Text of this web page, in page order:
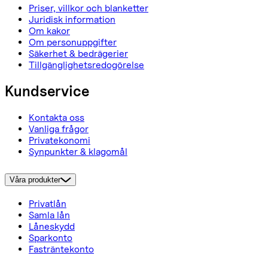
Priser, villkor och blanketter
Juridisk information
Om kakor
Om personuppgifter
Säkerhet & bedrägerier
Tillgänglighetsredogörelse
Kundservice
Kontakta oss
Vanliga frågor
Privatekonomi
Synpunkter & klagomål
Våra produkter
Privatlån
Samla lån
Låneskydd
Sparkonto
Fasträntekonto